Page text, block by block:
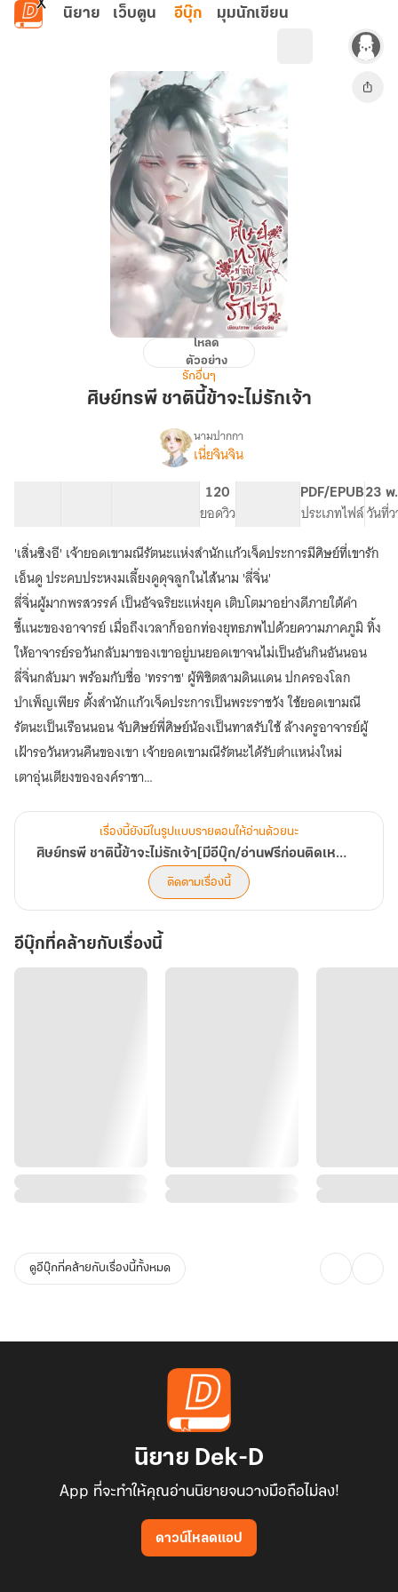
ข้ามไปยังเนื้อหาหลัก
นิยาย เว็บตูน อีบุ๊ก มุมนักเขียน
ชาติ
โหลด
ตัวอย่าง
รักอื่นๆ
ศิษย์ทรพี ชาตินี้ข้าจะไม่รักเจ้า
เรื่อง
ทรพี
ชาติ
นี้
ข้า
จะ
ไม่
รัก
เจ้า[มี
อี
บุ๊ก/
อ่าน
ฟรี
ก่อน
ติด
เหรียญ]
นามปากกา
เนี่ยจินจิน
120
ยอดวิว
PDF/EPUB
ประเภทไฟล์
23 พ
วันที่
'เสิ่นซิงอี' เจ้ายอดเขามณีรัตนะแห่งสำนักแก้วเจ็ดประการมีศิษย์ที่เขารัก
เอ็นดู ประคบประหงมเลี้ยงดูดุจลูกในไส้นาม 'ลี่จิ่น'
ลี่จิ่นผู้มากพรสวรรค์ เป็นอัจฉริยะแห่งยุค เติบโตมาอย่างดีภายใต้คำ
ชี้แนะของอาจารย์ เมื่อถึงเวลาก็ออกท่องยุทธภพไปด้วยความภาคภูมิ ทิ้ง
ให้อาจารย์รอวันกลับมาของเขาอยู่บนยอดเขาจนไม่เป็นอันกินอันนอน
ลี่จิ่นกลับมา พร้อมกับชื่อ 'ทรราช' ผู้พิชิตสามดินแดน ปกครองโลก
บำเพ็ญเพียร ตั้งสำนักแก้วเจ็ดประการเป็นพระราชวัง ใช้ยอดเขามณี
รัตนะเป็นเรือนนอน จับศิษย์พี่ศิษย์น้องเป็นทาสรับใช้ ล้างครูอาจารย์ผู้
เฝ้ารอวันหวนคืนของเขา เจ้ายอดเขามณีรัตนะได้รับตำแหน่งใหม่
เตาอุ่นเตียงขององค์ราชา
เสิ่นซิงอีจึงใช้อาคมต้องห้ามเริ่มต้นชาติใหม่ ย้อนเวลากลับไปยังวันที่รับลี่
จิ่นขึ้นเขา เพื่อเปลี่ยนแปลงโชคชะตา เพื่อช่วยลี่จิ่นให้กลับมาเป็นศิษย์รัก
ชาติที่สอง ลี่จิ่นตั้งตนเป็นทรราช เสิ่นซิงอีถูทำลายจินตานกลายเป็นเตา
อุ่นเตียงเช่นเคย
ชาติที่สาม ลี่จิ่นตั้งตนเป็นทรราช เสิ่นซิงอีถูทำลายจินตานกลายเป็นเตา
อุ่นเตียง...
เรื่องนี้ยังมีในรูปแบบรายตอนให้อ่านด้วยนะ
ศิษย์ทรพี ชาตินี้ข้าจะไม่รักเจ้า[มีอีบุ๊ก/อ่านฟรีก่อนติดเหรียญ]
ติดตามเรื่องนี้
อีบุ๊กที่คล้ายกับเรื่องนี้
ดูอีบุ๊กที่คล้ายกับเรื่องนี้ทั้งหมด
นิยาย Dek-D
App ที่จะทำให้คุณอ่านนิยายจนวางมือถือไม่ลง!
ดาวน์โหลดแอป